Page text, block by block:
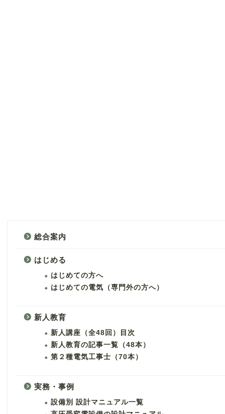
総合案内
はじめる
はじめての方へ
はじめての電気（専門外の方へ）
新人教育
新人講座（全48回）目次
新人教育の記事一覧（48本）
第２種電気工事士（70本）
実務・事例
設備別 設計マニュアル一覧